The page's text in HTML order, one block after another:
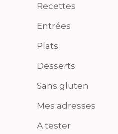
Recettes
Entrées
Plats
Desserts
Sans gluten
Mes adresses
A tester